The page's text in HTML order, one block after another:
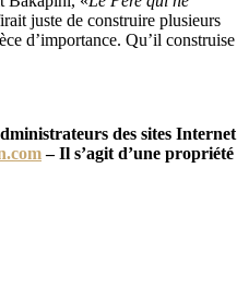
juste de construire plusieurs
d’importance. Qu’il construise
des sites Internet
– Il s’agit d’une propriété